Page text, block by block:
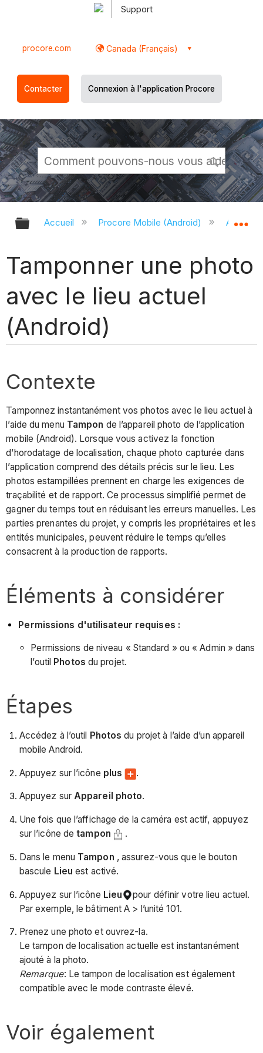
Support
procore.com Canada (Français)
Contacter Connexion à l'application Procore
Développer/réduire la hiérarchie
Accueil Procore Mobile (Android)
Tamponner une photo
avec le lieu actuel
(Android)
Contexte
Tamponnez instantanément vos photos avec le lieu actuel à
l’aide du menu Tampon de l’appareil photo de l’application
mobile (Android). Lorsque vous activez la fonction
d’horodatage de localisation, chaque photo capturée dans
l’application comprend des détails précis sur le lieu. Les
photos estampillées prennent en charge les exigences de
traçabilité et de rapport. Ce processus simplifié permet de
gagner du temps tout en réduisant les erreurs manuelles. Les
parties prenantes du projet, y compris les propriétaires et les
entités municipales, peuvent réduire le temps qu’elles
consacrent à la production de rapports.
Éléments à considérer
Permissions d'utilisateur requises :
Permissions de niveau « Standard » ou « Admin » dans
l’outil Photos du projet.
Étapes
Accédez à l’outil Photos du projet à l’aide d’un appareil
mobile Android.
Appuyez sur l’icône plus .
Appuyez sur Appareil photo.
Une fois que l’affichage de la caméra est actif, appuyez
sur l’icône detampon .
Dans le menu Tampon , assurez-vous que le bouton
bascule Lieu est activé.
Appuyez sur l’icône Lieu
pour définir votre lieu actuel.
Par exemple, le bâtiment A > l’unité 101.
Prenez une photo et ouvrez-la.
Le tampon de localisation actuelle est instantanément
ajouté à la photo.
Remarque: Le tampon de localisation est également
compatible avec le mode contraste élevé.
Voir également